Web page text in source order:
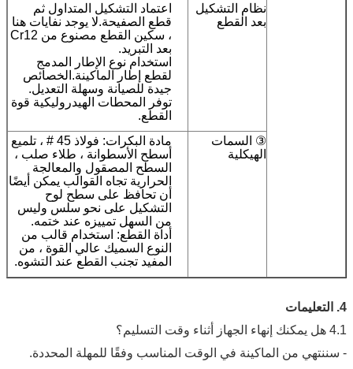
نظام التشكيل
بعد القطع
اعتماد التشكيل المتداول ثم
قطع الصفيحة.لا يوجد نفايات هنا
، سكين القطع مصنوع من Cr12
بعد التبريد.
استخدام نوع الإطار المدمج
لقطع إطار الماكينة.الخصائص
جيدة للصيانة وسهلة التعديل.
توفر المحطات الهيدروليكية قوة
③ السمات
مادة البكرات: فولاذ 45 # ، تلميع
أسطح الأسطوانة ، طلاء صلب ،
السطح المصقول والمعالجة
الحرارية تجاه القوالب يمكن أيضًا
أن تحافظ على سطح لوح
التشكيل على نحو سلس وليس
من السهل تمييزه عند ختمه.
أداة القطع: استخدام قالب من
النوع السميك عالي القوة ، من
المفيد تجنب القطع عند التشوه.
من الماكينة في الوقت المناسب وفقًا للمهلة المحددة.